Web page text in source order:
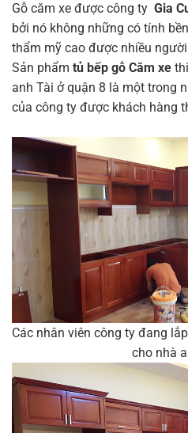
Gỗ căm xe được công ty Gia
bởi nó không những có tính
thẩm mỹ cao được nhiều
Sản phẩm tủ bếp gỗ Căm xe
anh Tài ở quận 8 là một trong
của công ty được khách hàng
Các nhân viên công ty đang
cho nhà